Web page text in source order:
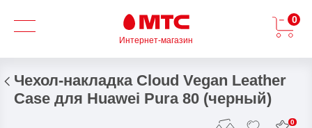
Интернет-магазин
0
Чехол-накладка Cloud Vegan Leather
Case для Huawei Pura 80 (черный)
0